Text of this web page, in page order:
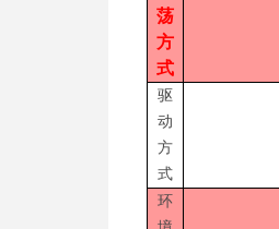
荡
方
式
驱
动
方
式
环